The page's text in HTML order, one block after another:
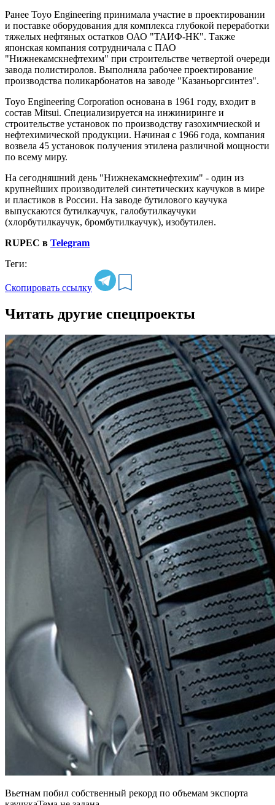
Ранее Toyo Engineering принимала участие в проектировании
и поставке оборудования для комплекса глубокой переработки
тяжелых нефтяных остатков ОАО "ТАИФ-НК". Также
японская компания сотрудничала с ПАО
"Нижнекамскнефтехим" при строительстве четвертой очереди
завода полистиролов. Выполняла рабочее проектирование
производства поликарбонатов на заводе "Казаньоргсинтез".
Toyo Engineering Corporation основана в 1961 году, входит в
состав Mitsui. Специализируется на инжиниринге и
строительстве установок по производству газохимчиеской и
нефтехимической продукции. Начиная с 1966 года, компания
возвела 45 установок получения этилена различной мощности
по всему миру.
На сегодняшний день "Нижнекамскнефтехим" - один из
крупнейших производителей синтетических каучуков в мире
и пластиков в России. На заводе бутилового каучука
выпускаются бутилкаучук, галобутилкаучуки
(хлорбутилкаучук, бромбутилкаучук), изобутилен.
RUPEC в Telegram
Теги:
Скопировать ссылку
Читать другие спецпроекты
Вьетнам побил собственный рекорд по объемам экспорта